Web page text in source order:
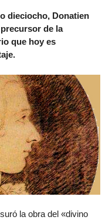
dieciocho, Donatien
de la
que hoy es
la obra del «divino